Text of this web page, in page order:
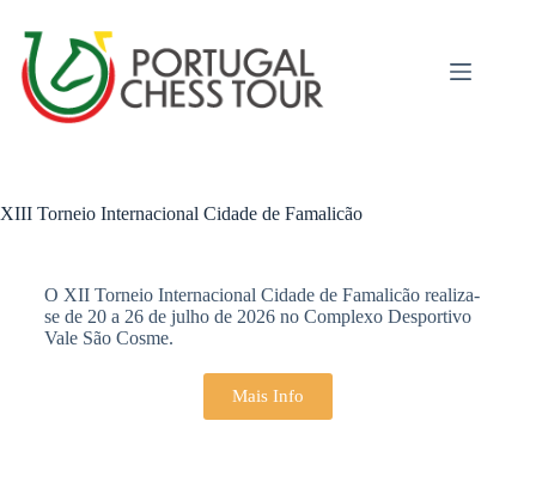
XIII Torneio Internacional Cidade de Famalicão
O XII Torneio Internacional Cidade de Famalicão realiza-
se de 20 a 26 de julho de 2026 no Complexo Desportivo
Vale São Cosme.
Mais Info